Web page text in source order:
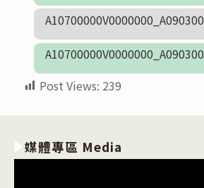
Post Views: 239
媒體專區 Media